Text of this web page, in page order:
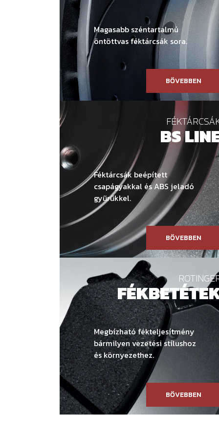
Magasabb széntartalmú
öntöttvas féktárcsák sora.
BŐVEBBEN
BS
Féktárcsák beépített
csapágyakkal és ABS jeladó
gyűrűkkel.
BŐVEBBEN
Megbízható fékteljesítmény
bármilyen vezetési stílushoz
és környezethez.
BŐVEBBEN